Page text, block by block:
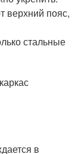
верхний пояс,
стальные
в